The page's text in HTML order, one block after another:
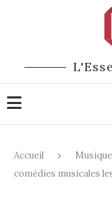
Accueil Musique
comédies musicales